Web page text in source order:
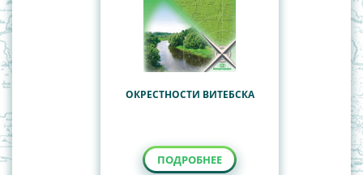
ОКРЕСТНОСТИ ВИТЕБСКА
ПОДРОБНЕЕ